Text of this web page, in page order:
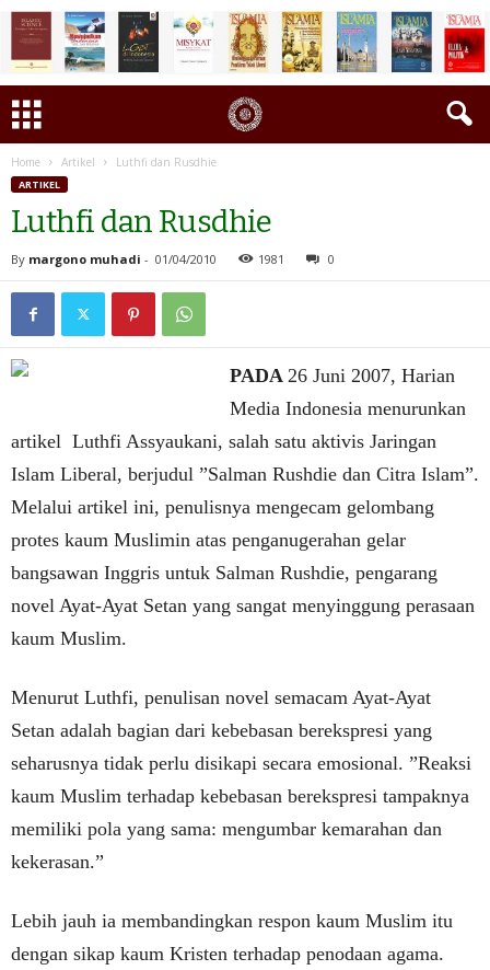
Home Artikel Luthfi dan Rusdhie
ARTIKEL
Luthfi dan Rusdhie
By margono muhadi - 01/04/2010 1981 0
PADA 26 Juni 2007, Harian
Media Indonesia menurunkan
artikel Luthfi Assyaukani, salah satu aktivis Jaringan
Islam Liberal, berjudul ”Salman Rushdie dan Citra Islam”.
Melalui artikel ini, penulisnya mengecam gelombang
protes kaum Muslimin atas penganugerahan gelar
bangsawan Inggris untuk Salman Rushdie, pengarang
novel Ayat-Ayat Setan yang sangat menyinggung perasaan
kaum Muslim.
Menurut Luthfi, penulisan novel semacam Ayat-Ayat
Setan adalah bagian dari kebebasan berekspresi yang
seharusnya tidak perlu disikapi secara emosional. ”Reaksi
kaum Muslim terhadap kebebasan berekspresi tampaknya
memiliki pola yang sama: mengumbar kemarahan dan
kekerasan.”
Lebih jauh ia membandingkan respon kaum Muslim itu
dengan sikap kaum Kristen terhadap penodaan agama.